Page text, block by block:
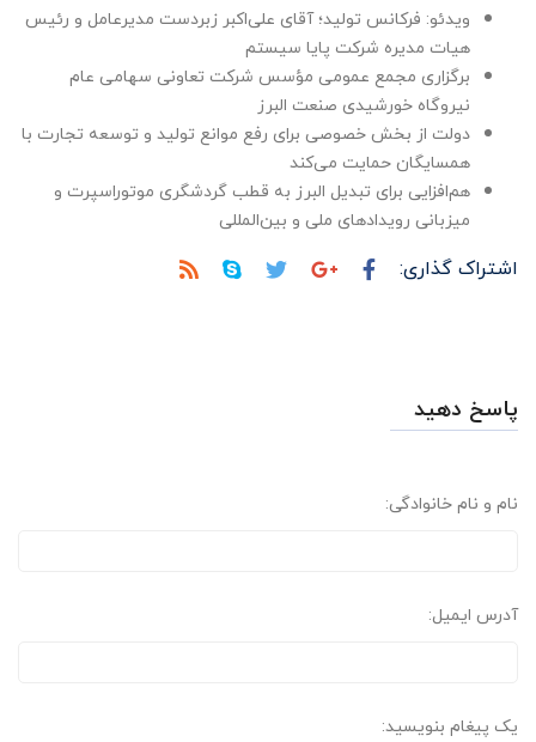
ویدئو: فرکانس تولید؛ آقای علی‌اکبر زبردست مدیرعامل و رئیس
هیات مدیره شرکت پایا سیستم
برگزاری مجمع عمومی مؤسس شرکت تعاونی سهامی عام
نیروگاه خورشیدی صنعت البرز
دولت از بخش خصوصی برای رفع موانع تولید و توسعه تجارت با
همسایگان حمایت می‌کند
هم‌افزایی برای تبدیل البرز به قطب گردشگری موتوراسپرت و
میزبانی رویدادهای ملی و بین‌المللی
اشتراک گذاری:
پاسخ دهید
نام و نام خانوادگی:
آدرس ایمیل:
یک پیغام بنویسید: